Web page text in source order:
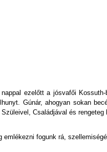
ezelőtt a jósvafői
Gúnár, ahogyan sokan
Családjával és
emlékezni fogunk rá,